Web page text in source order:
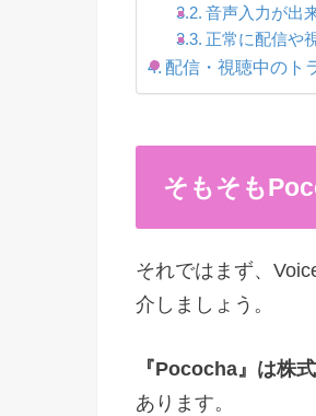
音声入力が出
正常に配信や
配信・視聴中の
そもそも
それではまず、
介しましょう。
『Pococha』は株
あります。